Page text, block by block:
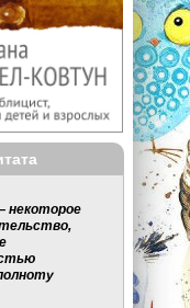
некоторое